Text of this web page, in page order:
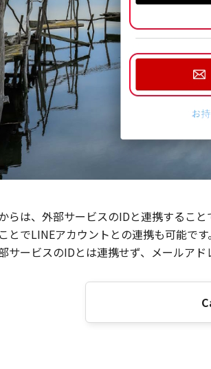
は、外部サービスのIDと連携すること
とでLINEアカウントとの連携も可能です。
ービスのIDとは連携せず、メールアド